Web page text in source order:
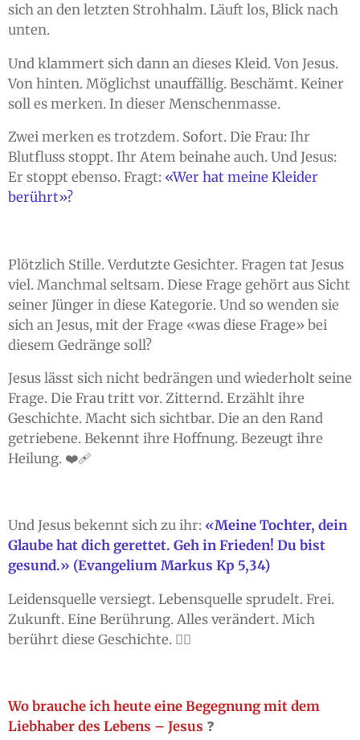
sich an den letzten Strohhalm. Läuft los, Blick nach
unten.
Und klammert sich dann an dieses Kleid. Von Jesus.
Von hinten. Möglichst unauffällig. Beschämt. Keiner
soll es merken. In dieser Menschenmasse.
Zwei merken es trotzdem. Sofort. Die Frau: Ihr
Blutfluss stoppt. Ihr Atem beinahe auch. Und Jesus:
Er stoppt ebenso. Fragt: «Wer hat meine Kleider
berührt»?
Plötzlich Stille. Verdutzte Gesichter. Fragen tat Jesus
viel. Manchmal seltsam. Diese Frage gehört aus Sicht
seiner Jünger in diese Kategorie. Und so wenden sie
sich an Jesus, mit der Frage «was diese Frage» bei
diesem Gedränge soll?
Jesus lässt sich nicht bedrängen und wiederholt seine
Frage. Die Frau tritt vor. Zitternd. Erzählt ihre
Geschichte. Macht sich sichtbar. Die an den Rand
getriebene. Bekennt ihre Hoffnung. Bezeugt ihre
Heilung. ❤️‍🩹
Und Jesus bekennt sich zu ihr: «Meine Tochter, dein
Glaube hat dich gerettet. Geh in Frieden! Du bist
gesund.» (Evangelium Markus Kp 5,34)
Leidensquelle versiegt. Lebensquelle sprudelt. Frei.
Zukunft. Eine Berührung. Alles verändert. Mich
berührt diese Geschichte. ❤️‍🔥
Wo brauche ich heute eine Begegnung mit dem
Liebhaber des Lebens – Jesus ❓